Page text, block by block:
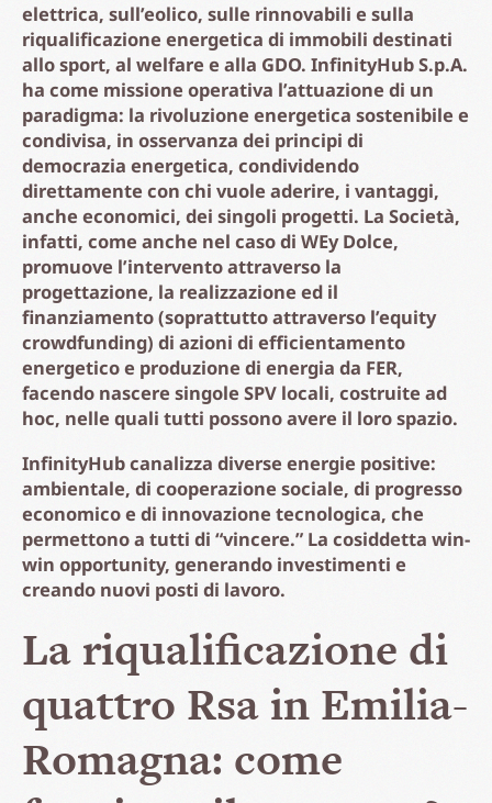
elettrica, sull’eolico, sulle rinnovabili e sulla
riqualificazione energetica di immobili destinati
allo sport, al welfare e alla GDO. InfinityHub S.p.A.
ha come missione operativa l’attuazione di un
paradigma: la rivoluzione energetica sostenibile e
condivisa, in osservanza dei principi di
democrazia energetica, condividendo
direttamente con chi vuole aderire, i vantaggi,
anche economici, dei singoli progetti. La Società,
infatti, come anche nel caso di WEy Dolce,
promuove l’intervento attraverso la
progettazione, la realizzazione ed il
finanziamento (soprattutto attraverso l’equity
crowdfunding) di azioni di efficientamento
energetico e produzione di energia da FER,
facendo nascere singole SPV locali, costruite ad
hoc, nelle quali tutti possono avere il loro spazio.
InfinityHub canalizza diverse energie positive:
ambientale, di cooperazione sociale, di progresso
economico e di innovazione tecnologica, che
permettono a tutti di “vincere.” La cosiddetta win-
win opportunity, generando investimenti e
creando nuovi posti di lavoro.
La riqualificazione di
quattro Rsa in Emilia-
Romagna: come